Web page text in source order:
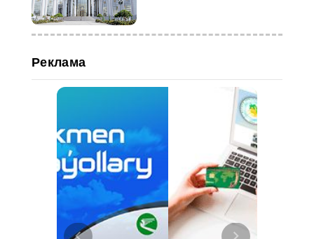
Международная
конференция
Реклама